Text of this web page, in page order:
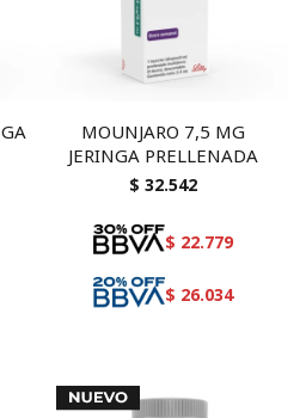
MOUNJARO 7,5 MG
JERINGA PRELLENADA
$ 32.542
$ 22.779
$ 26.034